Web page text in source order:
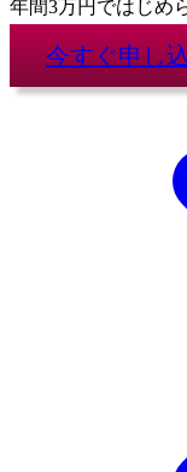
年間3万円 ではじめ
今すぐ申し